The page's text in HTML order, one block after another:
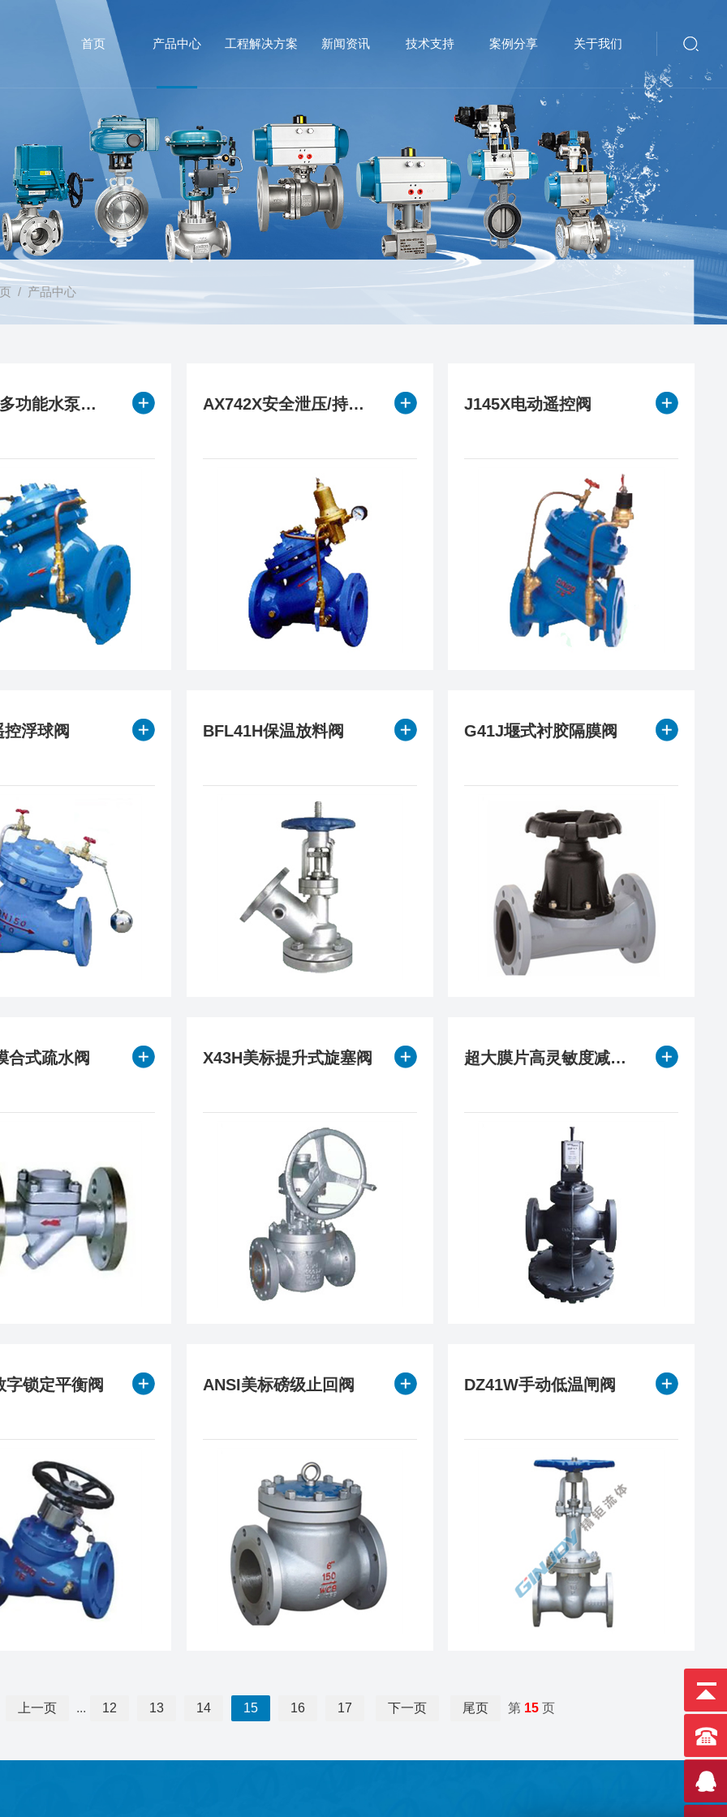
首页 产品中心 工程解决方案 新闻资讯 技术支持 案例分享 关于我们
/ 产品中心
JD745X多功能水泵控制阀 AX742X安全泄压/持压阀 J145X电动遥控阀
浮球阀 BFL41H保温放料阀 G41J堰式衬胶隔膜阀
合式疏水阀 X43H美标提升式旋塞阀 超大膜片高灵敏度减压阀
字锁定平衡阀 ANSI美标磅级止回阀 DZ41W手动低温闸阀
上一页 ... 12 13 14 15 16 17 下一页 尾页 第 15页